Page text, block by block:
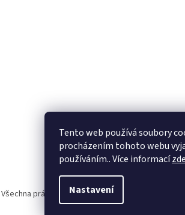
Tento web používá soubory
procházením tohoto webu
používáním.. Více informacízde
Nastavení
Všechna práva vyhrazena.